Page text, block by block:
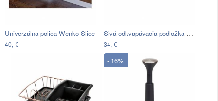
Univerzálna polica Wenko Slide
40,-€
Sivá odkvapávacia podložka Joseph…
34,-€
- 16%